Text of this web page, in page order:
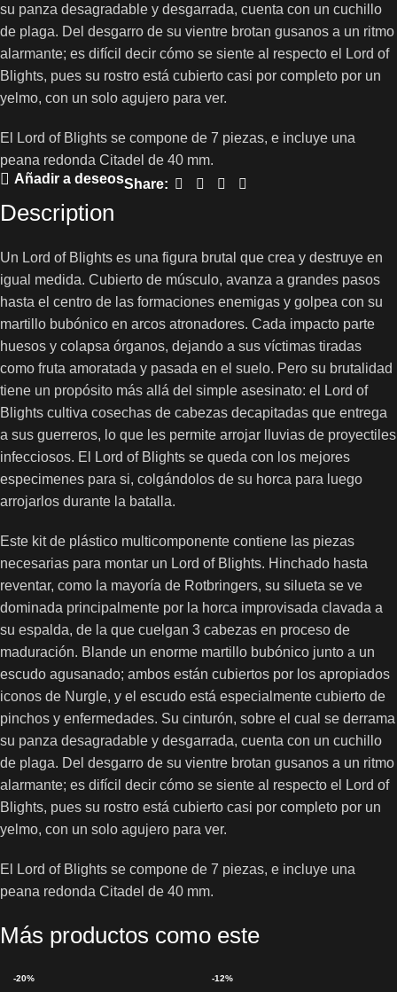
su panza desagradable y desgarrada, cuenta con un cuchillo
de plaga. Del desgarro de su vientre brotan gusanos a un ritmo
alarmante; es difícil decir cómo se siente al respecto el Lord of
Blights, pues su rostro está cubierto casi por completo por un
yelmo, con un solo agujero para ver.
El Lord of Blights se compone de 7 piezas, e incluye una
peana redonda Citadel de 40 mm.
Añadir a deseosShare:
Description
Un Lord of Blights es una figura brutal que crea y destruye en
igual medida. Cubierto de músculo, avanza a grandes pasos
hasta el centro de las formaciones enemigas y golpea con su
martillo bubónico en arcos atronadores. Cada impacto parte
huesos y colapsa órganos, dejando a sus víctimas tiradas
como fruta amoratada y pasada en el suelo. Pero su brutalidad
tiene un propósito más allá del simple asesinato: el Lord of
Blights cultiva cosechas de cabezas decapitadas que entrega
a sus guerreros, lo que les permite arrojar lluvias de proyectiles
infecciosos. El Lord of Blights se queda con los mejores
especimenes para si, colgándolos de su horca para luego
arrojarlos durante la batalla.
Este kit de plástico multicomponente contiene las piezas
necesarias para montar un Lord of Blights. Hinchado hasta
reventar, como la mayoría de Rotbringers, su silueta se ve
dominada principalmente por la horca improvisada clavada a
su espalda, de la que cuelgan 3 cabezas en proceso de
maduración. Blande un enorme martillo bubónico junto a un
escudo agusanado; ambos están cubiertos por los apropiados
iconos de Nurgle, y el escudo está especialmente cubierto de
pinchos y enfermedades. Su cinturón, sobre el cual se derrama
su panza desagradable y desgarrada, cuenta con un cuchillo
de plaga. Del desgarro de su vientre brotan gusanos a un ritmo
alarmante; es difícil decir cómo se siente al respecto el Lord of
Blights, pues su rostro está cubierto casi por completo por un
yelmo, con un solo agujero para ver.
El Lord of Blights se compone de 7 piezas, e incluye una
peana redonda Citadel de 40 mm.
Más productos como este
-20% -12%